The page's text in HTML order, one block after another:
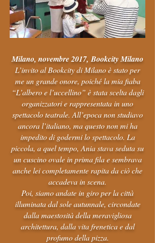
Milano, novembre 2017,Bookcity Milano
L’invito al Bookcity di Milano è stato per
me un grande onore, poiché la mia fiaba
“L’albero e l’uccellino” è stata scelta dagli
organizzatori e rappresentata in uno
spettacolo teatrale. All’epoca non studiavo
ancora l’italiano, ma questo non mi ha
impedito di godermi lo spettacolo. La
piccola, a quel tempo, Ania stava seduta su
un cuscino ovale in prima fila e sembrava
anche lei completamente rapita da ciò che
accadeva in scena.
Poi, siamo andate in giro per la città
illuminata dal sole autunnale, circondate
dalla maestosità della meravigliosa
architettura, dalla vita frenetica e dal
profumo della pizza.